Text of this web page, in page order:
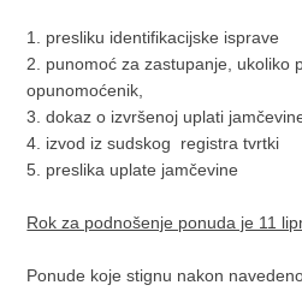
1. presliku identifikacijske isprave
2. punomoć za zastupanje, ukoliko
opunomoćenik,
3. dokaz o izvršenoj uplati
4. izvod iz sudskog registra tvrtki
5. preslika uplate jamčevine
Rok za podnošenje ponuda je 11
Ponude koje stignu nakon